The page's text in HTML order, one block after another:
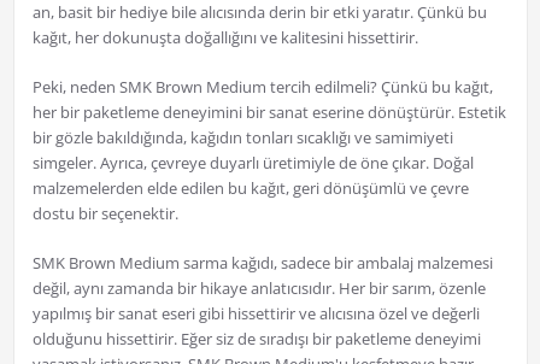
an, basit bir hediye bile alıcısında derin bir etki yaratır. Çünkü bu
kağıt, her dokunuşta doğallığını ve kalitesini hissettirir.
Peki, neden SMK Brown Medium tercih edilmeli? Çünkü bu kağıt,
her bir paketleme deneyimini bir sanat eserine dönüştürür. Estetik
bir gözle bakıldığında, kağıdın tonları sıcaklığı ve samimiyeti
simgeler. Ayrıca, çevreye duyarlı üretimiyle de öne çıkar. Doğal
malzemelerden elde edilen bu kağıt, geri dönüşümlü ve çevre
dostu bir seçenektir.
SMK Brown Medium sarma kağıdı, sadece bir ambalaj malzemesi
değil, aynı zamanda bir hikaye anlatıcısıdır. Her bir sarım, özenle
yapılmış bir sanat eseri gibi hissettirir ve alıcısına özel ve değerli
olduğunu hissettirir. Eğer siz de sıradışı bir paketleme deneyimi